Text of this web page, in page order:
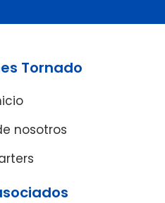
Tornado
nosotros